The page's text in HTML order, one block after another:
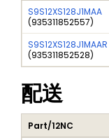
S9S12XS128J1MAA
(935311852557)
S9S12XS128J1MAAR
(935311852528)
配送
Part/12NC